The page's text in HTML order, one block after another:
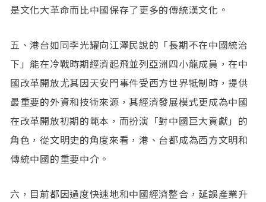
是文化大革命而比中國保存了更多的傳統漢文化。
五、港台如同李光耀向江澤民說的「長期不在中國統治
下」能在冷戰時期經濟起飛並列亞洲四小龍成員，在中
國改革開放尤其因天安門事件受西方世界牴制時，提供
最重要的外資和技術來源，其經濟發展模式更成為中國
在改革開放初期的範本，而扮演「對中國巨大貢獻」的
角色，從文明史的角度來看，港、台都成為西方文明和
傳統中國的重要中介。
六，目前都因過度快速地和中國經濟整合，延誤產業升